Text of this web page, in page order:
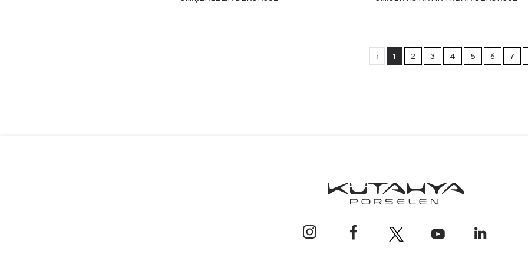
‹ 1 2 3 4 5 6 7